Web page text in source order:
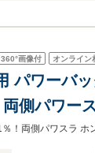
360°画像付 オンライン
パワーバ
側パワー
ーフレザ